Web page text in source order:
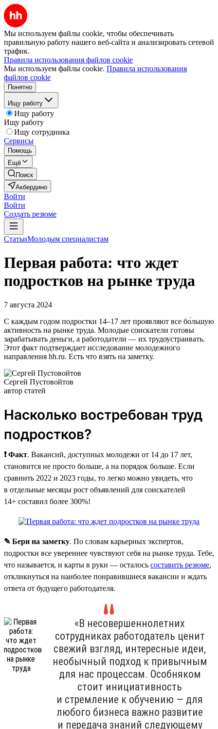
Мы используем файлы cookie, чтобы обеспечивать
правильную работу нашего веб-сайта и анализировать сетевой
трафик.
Правила использования файлов cookie
Мы используем файлы cookie. Правила использования
файлов cookie
Понятно
Ищу работу
Ищу работу
Ищу работу
Ищу сотрудника
Сервисы
Помощь
Ещё
Поиск
Акбердино
Войти
Войти
Создать резюме
СтатьиМолодым специалистам
Первая работа: что ждет
подростков на рынке труда
7 августа 2024
С каждым годом подростки 14–17 лет проявляют все бо́льшую
активность на рынке труда. Молодые соискатели готовы
зарабатывать деньги, а работодатели — их трудоустраивать.
Этот факт подтверждает исследование молодежного
направления hh.ru. Есть что взять на заметку.
Сергей Пустовойтов
автор статей
Насколько востребован труд
подростков?
❗ Факт. Вакансий, доступных молодежи от 14 до 17 лет,
становится не просто больше, а на порядок больше. Если
сравнить 2022 и 2023 годы, то легко можно увидеть, что
в отдельные месяцы рост объявлений для соискателей
14+ составил более 300%!
✎ Бери на заметку. По словам карьерных экспертов,
подростки все увереннее чувствуют себя на рынке труда. Тебе,
что называется, и карты в руки — осталось составить резюме,
откликнуться на наиболее понравившиеся вакансии и ждать
ответа от будущего работодателя.
«В несовершеннолетних
сотрудниках работодатель ценит
свежий взгляд, интересные идеи,
необычный подход к привычным
для нас процессам. Особняком
стоит инициативность
и стремление к обучению — для
любого бизнеса важно развитие
и передача знаний следующему